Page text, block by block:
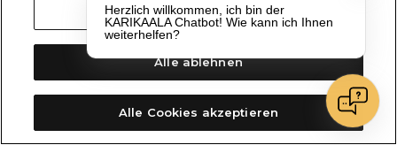
Herzlich willkommen, ich bin der
KARIKAALA Chatbot! Wie kann ich Ihnen
weiterhelfen?
Cookie-Einstellungen
Alle ablehnen
Alle Cookies akzeptieren